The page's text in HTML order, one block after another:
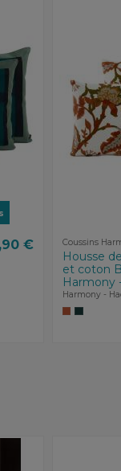
€ Coussins
Housse
et coton
Harmony
Harmony -